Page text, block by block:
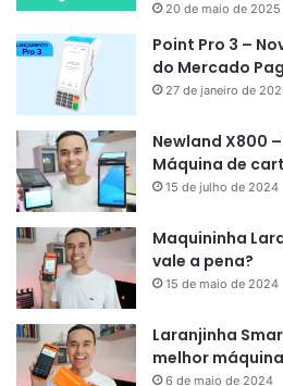
20 de maio de 2025
Point Pro 3 –
do Mercado
27 de janeiro de
Newland X800
Máquina de
15 de julho de 2024
Maquininha
vale a pena?
15 de maio de 2024
Laranjinha
melhor
6 de maio de 2024